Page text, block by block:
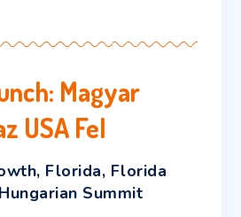
Magyar
USA Fel
, Florida, Florida
Hungarian Summit